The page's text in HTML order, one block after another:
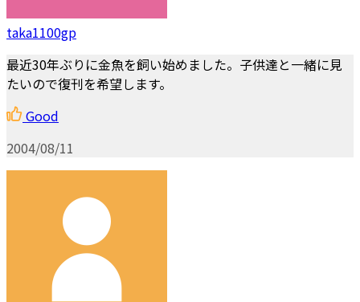
taka1100gp
最近30年ぶりに金魚を飼い始めました。子供達と一緒に見
たいので復刊を希望します。
Good
2004/08/11